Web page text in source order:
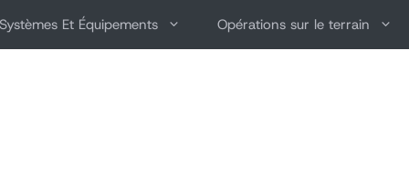
Systèmes Et Équipements Opérations sur le terrain